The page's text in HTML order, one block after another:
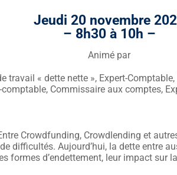
Jeudi 20 novembre
– 8h30 à 10h –
Animé par
travail « dette nette », Expert-
comptable, Commissaire aux comptes,
Crowdfunding, Crowdlending et
difficultés. Aujourd’hui, la dette entre
formes d’endettement, leur impact sur